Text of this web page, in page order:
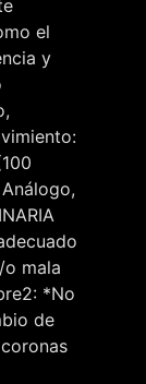
el
y
mala
*No
de